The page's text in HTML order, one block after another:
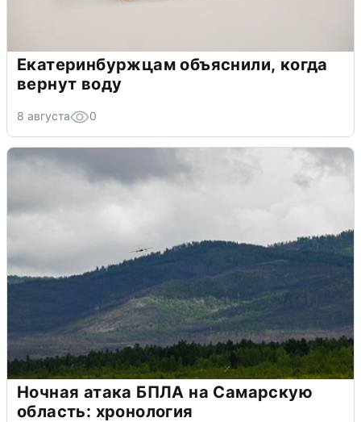
Екатеринбуржцам объяснили, когда
вернут воду
8 августа 0
Ночная атака БПЛА на Самарскую
область: хронология